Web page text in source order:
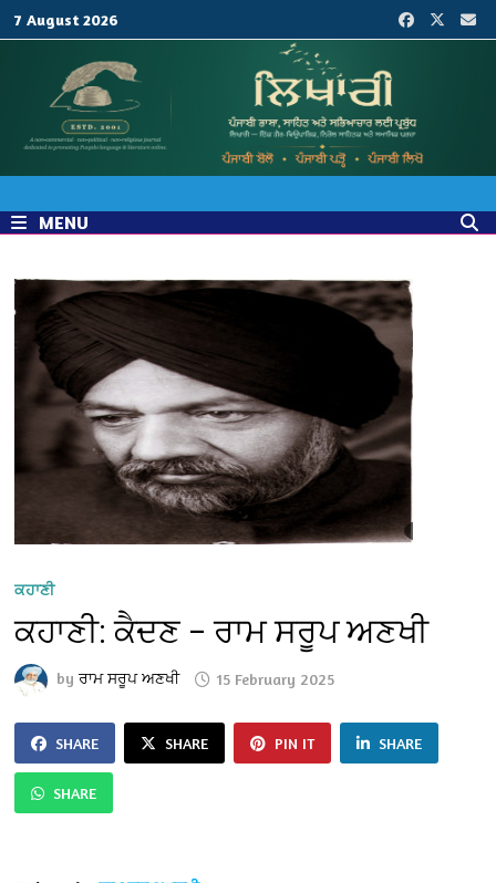
7 August 2026
MENU
ਕਹਾਣੀ
ਕਹਾਣੀ: ਕੈਦਣ – ਰਾਮ ਸਰੂਪ ਅਣਖੀ
byਰਾਮ ਸਰੂਪ ਅਣਖੀ 15 February 2025
SHARE SHARE PIN IT SHARE
SHARE